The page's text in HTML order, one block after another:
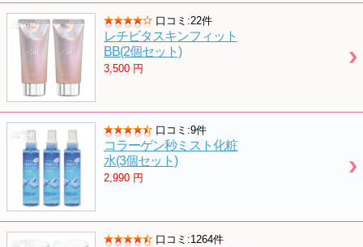
口コミ:22件
レチビタスキンフィット
BB(2個セット)
3,500 円
口コミ:9件
コラーゲン秒ミスト化粧
水(3個セット)
2,990 円
口コミ:1264件